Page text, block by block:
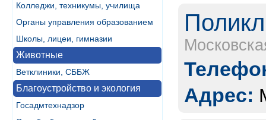
Колледжи, техникумы, училища
Органы управления образованием
Школы, лицеи, гимназии
Животные
Ветклиники, СББЖ
Благоустройство и экология
Госадмтехнадзор
Адрес: